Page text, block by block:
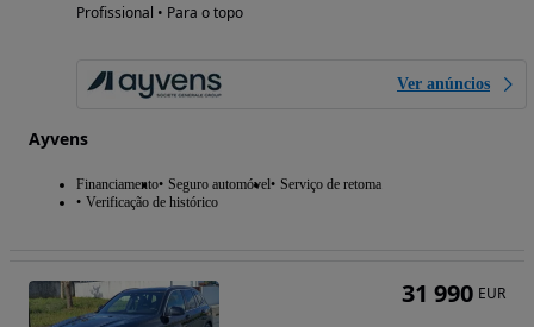
Profissional • Para o topo
Ver anúncios
Ayvens
Financiamento Seguro automóvel
Serviço de retoma
Verificação de histórico
31 990 EUR